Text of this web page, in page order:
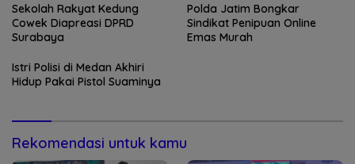
Sekolah Rakyat Kedung
Cowek Diapreasi DPRD
Surabaya
Polda Jatim Bongkar
Sindikat Penipuan Online
Emas Murah
Istri Polisi di Medan Akhiri
Hidup Pakai Pistol Suaminya
Rekomendasi untuk kamu